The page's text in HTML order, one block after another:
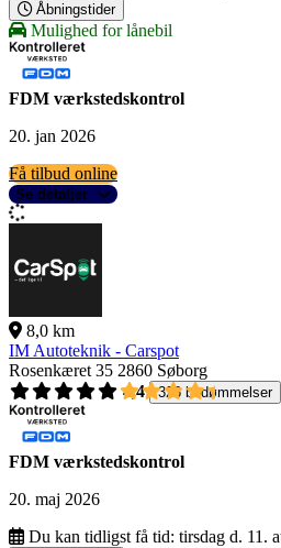
Åbningstider
Mulighed for lånebil
FDM værkstedskontrol
20. jan 2026
Få tilbud online
Se detaljer
8,0 km
IM Autoteknik - Carspot
Rosenkæret 35 2860 Søborg
4,4
326 bedømmelser
FDM værkstedskontrol
20. maj 2026
Du kan tidligst få tid: tirsdag d. 11.